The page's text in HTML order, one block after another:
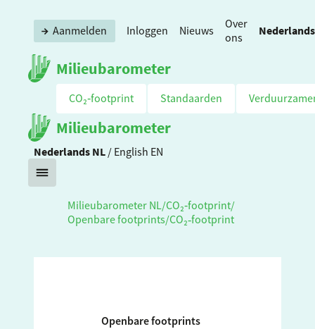
Milieubarometer
Aanmelden Inloggen Nieuws
Over
ons
Nederlands
CO₂‑footprint Standaarden
Milieubarometer
Nederlands NL / English EN
Milieubarometer NL /CO₂‑footprint/
Openbare footprints/CO₂‑footprint
Openbare footprints